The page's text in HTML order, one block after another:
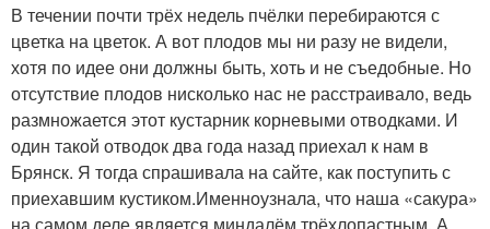
В течении почти трёх недель пчёлки перебираются с
цветка на цветок. А вот плодов мы ни разу не видели,
хотя по идее они должны быть, хоть и не съедобные. Но
отсутствие плодов нисколько нас не расстраивало, ведь
размножается этот кустарник корневыми отводками. И
один такой отводок два года назад приехал к нам в
Брянск. Я тогда спрашивала на сайте, как поступить с
приехавшим кустиком.Именноузнала, что наша «сакура»
на самом деле является миндалём трёхлопастным. А